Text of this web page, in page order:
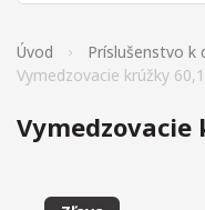
Úvod Príslušenstvo k
Vymedzovacie krúžky
Vymedzovacie